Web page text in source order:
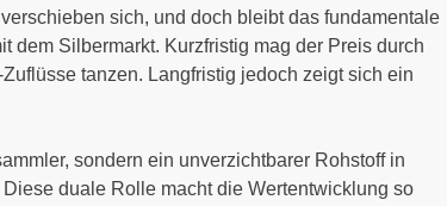
sich, und doch bleibt das fundamentale
dem Silbermarkt. Kurzfristig mag der Preis durch
tanzen. Langfristig jedoch zeigt sich ein
sondern ein unverzichtbarer Rohstoff in
duale Rolle macht die Wertentwicklung so